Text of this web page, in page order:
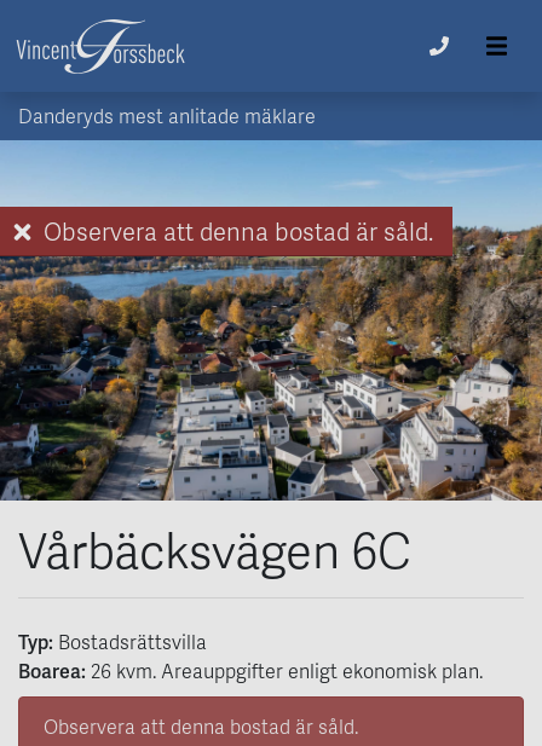
Danderyds mest anlitade mäklare
Observera att denna bostad är såld.
Vårbäcksvägen 6C
Typ: Bostadsrättsvilla
Boarea: 26 kvm. Areauppgifter enligt ekonomisk plan.
Observera att denna bostad är såld.